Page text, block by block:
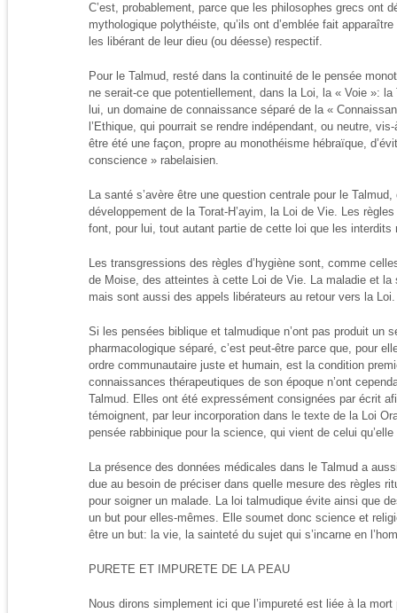
C’est, probablement, parce que les philosophes grecs ont
mythologique polythéiste, qu’ils ont d’emblée fait
les libérant de leur dieu (ou déesse) respectif.
Pour le Talmud, resté dans la continuité de le pensée
ne serait-ce que potentiellement, dans la Loi, la « Voie »:
lui, un domaine de connaissance séparé de la «
l’Ethique, qui pourrait se rendre indépendant, ou neutre,
être été une façon, propre au monothéisme hébraïque,
conscience » rabelaisien.
La santé s’avère être une question centrale pour le
développement de la Torat-H’ayim, la Loi de Vie. Les
font, pour lui, tout autant partie de cette loi que les interdits
Les transgressions des règles d’hygiène sont, comme
de Moise, des atteintes à cette Loi de Vie. La maladie et
mais sont aussi des appels libérateurs au retour vers la Loi.
Si les pensées biblique et talmudique n’ont pas produit un
pharmacologique séparé, c’est peut-être parce que, pour
ordre communautaire juste et humain, est la condition
connaissances thérapeutiques de son époque n’ont
Talmud. Elles ont été expressément consignées par écrit
témoignent, par leur incorporation dans le texte de la Loi
pensée rabbinique pour la science, qui vient de celui
La présence des données médicales dans le Talmud a
due au besoin de préciser dans quelle mesure des règles
pour soigner un malade. La loi talmudique évite ainsi que
un but pour elles-mêmes. Elle soumet donc science et
être un but: la vie, la sainteté du sujet qui s’incarne en
PURETE ET IMPURETE DE LA PEAU
Nous dirons simplement ici que l’impureté est liée à la